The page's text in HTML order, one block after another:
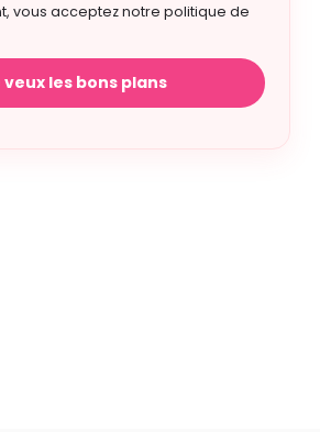
vous acceptez notre politique de